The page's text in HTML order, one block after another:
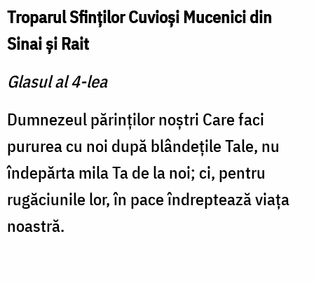
Troparul Sfinţilor Cuvioşi Mucenici din
Sinai şi Rait
Glasul al 4-lea
Dumnezeul părinţilor noştri Care faci
pururea cu noi după blândeţile Tale, nu
îndepărta mila Ta de la noi; ci, pentru
rugăciunile lor, în pace îndreptează viaţa
noastră.